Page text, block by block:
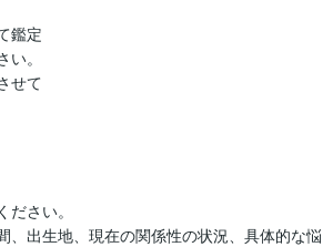
鑑定
。
せて
さい。
、出生地、現在の関係性の状況、具体的な悩